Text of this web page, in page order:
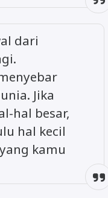
dari
Jika
hal besar,
hal kecil
kamu